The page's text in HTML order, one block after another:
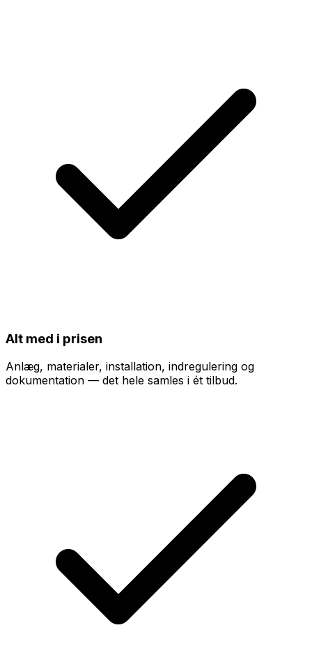
Alt med i prisen
Anlæg, materialer, installation, indregulering og
dokumentation — det hele samles i ét tilbud.